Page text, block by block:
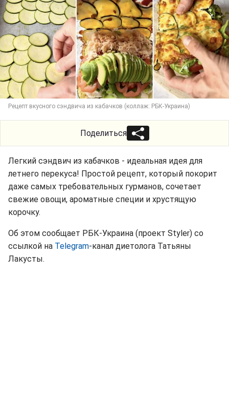
Рецепт вкусного сэндвича из кабачков (коллаж: РБК-Украина)
Поделиться
Легкий сэндвич из кабачков - идеальная идея для
летнего перекуса! Простой рецепт, который покорит
даже самых требовательных гурманов, сочетает
свежие овощи, ароматные специи и хрустящую
корочку.
Об этом сообщает РБК-Украина (проект Styler) со
ссылкой на Telegram-канал диетолога Татьяны
Лакусты.